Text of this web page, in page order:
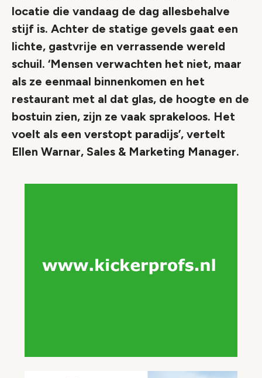
locatie die vandaag de dag allesbehalve
stijf is. Achter de statige gevels gaat een
lichte, gastvrije en verrassende wereld
schuil. ‘Mensen verwachten het niet, maar
als ze eenmaal binnenkomen en het
restaurant met al dat glas, de hoogte en de
bostuin zien, zijn ze vaak sprakeloos. Het
voelt als een verstopt paradijs’, vertelt
Ellen Warnar, Sales & Marketing Manager.